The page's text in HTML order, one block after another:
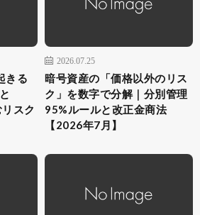
きる
スク
2026.07.25
暗号資産の「価格以外のリス
ク」を数字で分解｜分別管理
95%ルールと改正金商法
【2026年7月】